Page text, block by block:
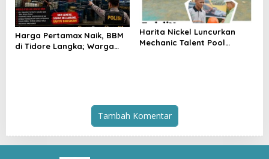
Harga Pertamax Naik, BBM
di Tidore Langka; Warga
Harita Nickel Luncurkan
Mechanic Talent Pool
Tambah Komentar